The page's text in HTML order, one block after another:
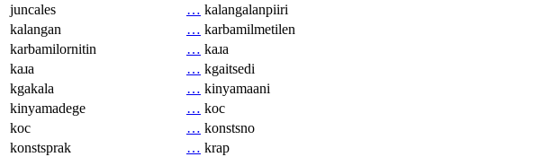
juncales
… kalangalanpiiri
kalangan
… karbamilmetilen
karbamilornitin
… kaɹa
kaɹa
… kgaitsedi
kgakala
… kinyamaani
kinyamadege
… koc
koc
… konstsno
konstsprak
… krap